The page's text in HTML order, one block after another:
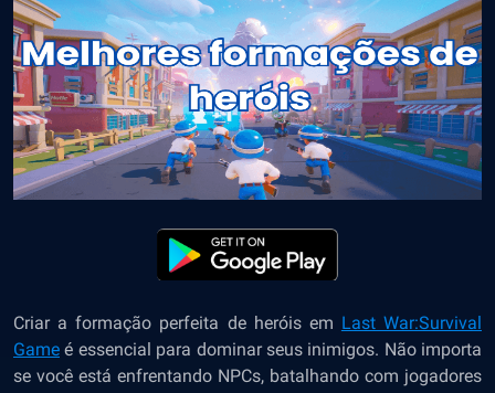
Criar a formação perfeita de heróis em Last War:Survival
Game é essencial para dominar seus inimigos. Não importa
se você está enfrentando NPCs, batalhando com jogadores